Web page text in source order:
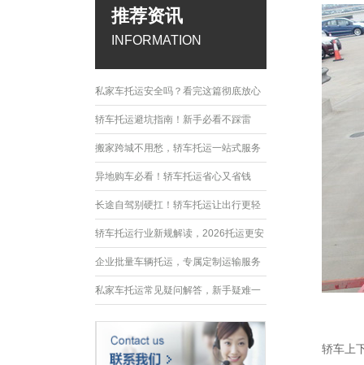
推荐资讯
INFORMATION
私家车托运安全吗？看完这篇彻底放心
轿车托运避坑指南！新手必看不踩雷
搬家跨城不用愁，轿车托运一站式服务
异地购车必看！轿车托运省心又省钱
长途自驾别硬扛！轿车托运让出行更轻
松
轿车托运行业新规解读，2026托运更安
全规范
企业批量车辆托运，专属定制运输服务
优势
私家车托运常见疑问解答，新手疑难一
轿车上